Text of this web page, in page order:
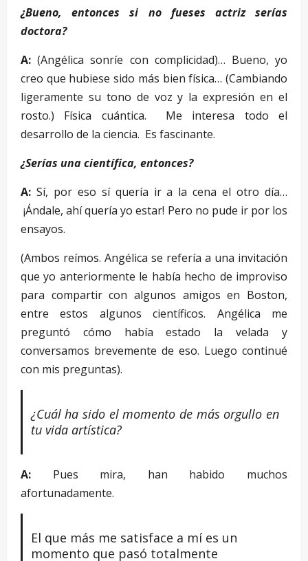
¿Bueno, entonces si no fueses actriz serías
doctora?
A: (Angélica sonríe con complicidad)… Bueno, yo
creo que hubiese sido más bien física… (Cambiando
ligeramente su tono de voz y la expresión en el
rosto.) Física cuántica. Me interesa todo el
desarrollo de la ciencia. Es fascinante.
¿Serías una científica, entonces?
A: Sí, por eso sí quería ir a la cena el otro día…
¡Ándale, ahí quería yo estar! Pero no pude ir por los
ensayos.
(Ambos reímos. Angélica se refería a una invitación
que yo anteriormente le había hecho de improviso
para compartir con algunos amigos en Boston,
entre estos algunos científicos. Angélica me
preguntó cómo había estado la velada y
conversamos brevemente de eso. Luego continué
con mis preguntas).
¿Cuál ha sido el momento de más orgullo en
tu vida artística?
A: Pues mira, han habido muchos
afortunadamente.
El que más me satisface a mí es un
momento que pasó totalmente